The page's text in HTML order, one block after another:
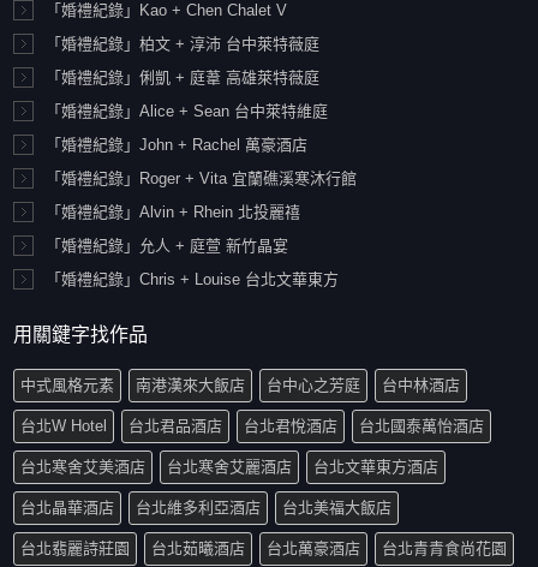
「婚禮紀錄」Kao + Chen Chalet V
「婚禮紀錄」柏文 + 淳沛 台中萊特薇庭
「婚禮紀錄」俐凱 + 庭葦 高雄萊特薇庭
「婚禮紀錄」Alice + Sean 台中萊特維庭
「婚禮紀錄」John + Rachel 萬豪酒店
「婚禮紀錄」Roger + Vita 宜蘭礁溪寒沐行館
「婚禮紀錄」Alvin + Rhein 北投麗禧
「婚禮紀錄」允人 + 庭萱 新竹晶宴
「婚禮紀錄」Chris + Louise 台北文華東方
用關鍵字找作品
中式風格元素 南港漢來大飯店 台中心之芳庭 台中林酒店
台北W Hotel 台北君品酒店 台北君悅酒店 台北國泰萬怡酒店
台北寒舍艾美酒店 台北寒舍艾麗酒店 台北文華東方酒店
台北晶華酒店 台北維多利亞酒店 台北美福大飯店
台北翡麗詩莊園 台北茹曦酒店 台北萬豪酒店 台北青青食尚花園